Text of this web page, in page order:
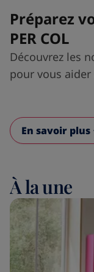
Préparez
PER COL
Découvrez les
pour vous
En savoir plus
À la une